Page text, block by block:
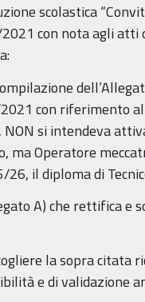
scolastica
con nota agli atti
con riferimento
NON si intendeva
ma Operatore
26, il diploma di
A) che rettifica e
la sopra citata
e di validazione